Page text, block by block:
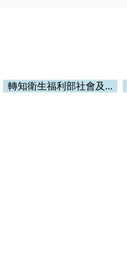
轉知衛生福利部社會及...